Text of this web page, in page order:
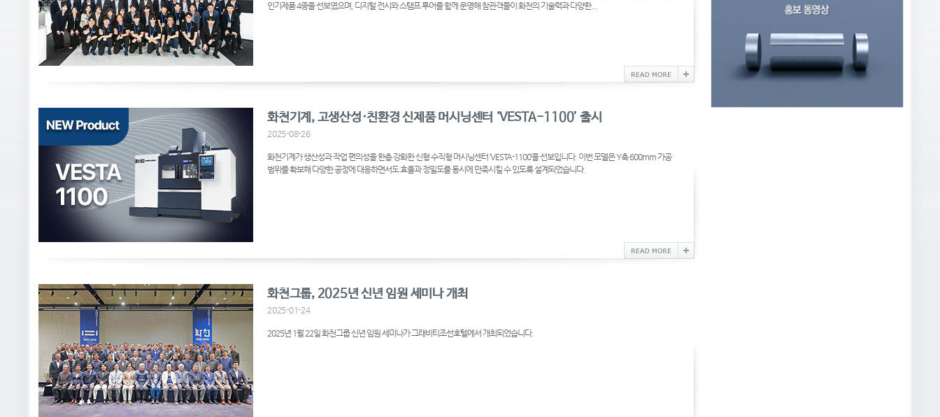
인기제품 4종을 선보였으며, 디지털 전시와 스탬프 투어를 함께 운영해 참관객들이 화천의 기술력과 다양한...
화천기계, 고생산성·친환경 신제품 머시닝센터 ‘VESTA-1100’ 출시
2025-08-26
화천기계가 생산성과 작업 편의성을 한층 강화한 신형 수직형 머시닝센터 ‘VESTA-1100’을 선보입니다. 이번 모델은 Y축 600mm 가공
범위를 확보해 다양한 공정에 대응하면서도 효율과 정밀도를 동시에 만족시킬 수 있도록 설계되었습니다.
화천그룹, 2025년 신년 임원 세미나 개최
2025-01-24
2025년 1월 22일 화천그룹 신년 임원 세미나가 그래비티조선호텔에서 개최되었습니다.